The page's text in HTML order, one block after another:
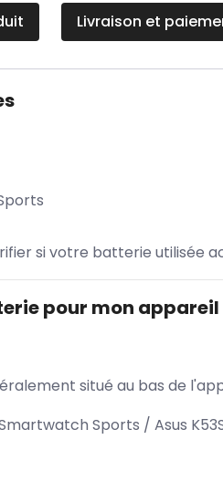
Livraison et
si votre batterie utilisée
pour mon appareil
situé au bas de
Sports / Asus